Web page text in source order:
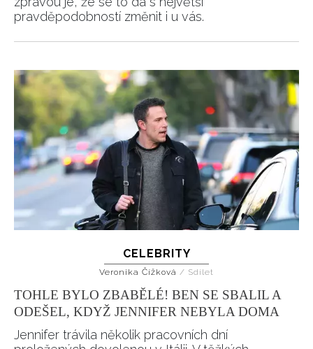
pravděpodobností změnit i u vás.
CELEBRITY
Veronika Čížková / Sdílet
TOHLE BYLO ZBABĚLÉ! BEN SE SBALIL A
ODEŠEL, KDYŽ JENNIFER NEBYLA DOMA
Jennifer trávila několik pracovních dní